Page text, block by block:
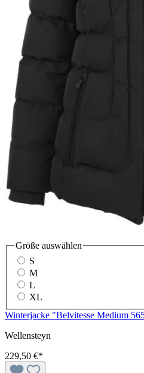
Größe auswählen
S
M
L
XL
Winterjacke "Belvitesse Medium
Wellensteyn
229,50 €*